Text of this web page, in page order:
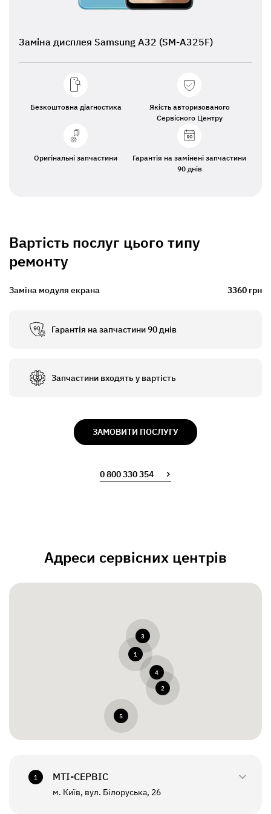
Заміна дисплея Samsung A32 (SM-A325F)
Безкоштовна діагностика
Якість авторизованого
Сервісного Центру
Оригінальні запчастини
Гарантія на замінені запчастини
90 днів
Вартість послуг цього типу
ремонту
Заміна модуля екрана 3360 грн
Гарантія на запчастини 90 днів
Запчастини входять у вартість
ЗАМОВИТИ ПОСЛУГУ
0 800 330 354
Адреси сервісних центрів
1
2
3
4
5
1 МТI-СЕРВІС
м. Київ, вул. Білоруська, 26